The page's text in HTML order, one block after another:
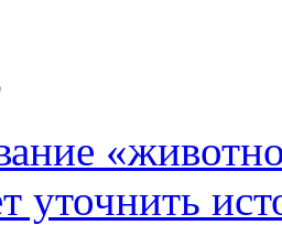
уточнить